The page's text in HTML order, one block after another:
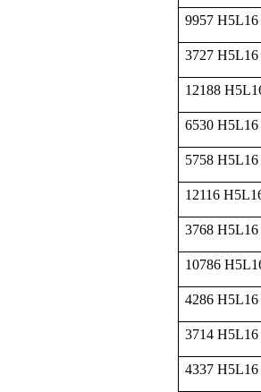
9957 H5L16
3727 H5L16
12188
6530 H5L16
5758 H5L16
12116
3768 H5L16
10786
4286 H5L16
3714 H5L16
4337 H5L16